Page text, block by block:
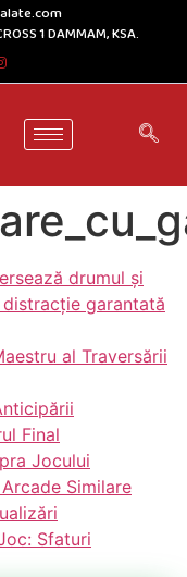
1 DAMMAM, KSA.
drumul și
garantată
al Traversării
Final
Jocului
Similare
Sfaturi